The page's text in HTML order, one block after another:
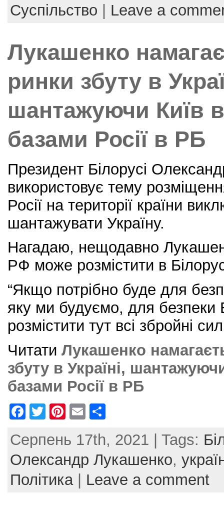
e
o
k
er e
l
e
Суспільство Leave a
Лукашенко
ринки збуту в
шантажуючи Київ
базами Росії в РБ
Президент Білорусі
використовує тему
Росії на території країни
шантажувати Україну.
Нагадаю, нещодавно
РФ може розмістити в
“Якщо потрібно буде для
яку ми будуємо, для безпеки
розмістити тут всі збройні
Читати Лукашенко
збуту в Україні,
базами Росії в РБ
F
c
e
b
T
itt
er
Pi
er
e
st
E
ai
l
ar
e
Серпень 17th, 2021 | Tags:
Олександр Лукашенко,
Політика| Leave a comment